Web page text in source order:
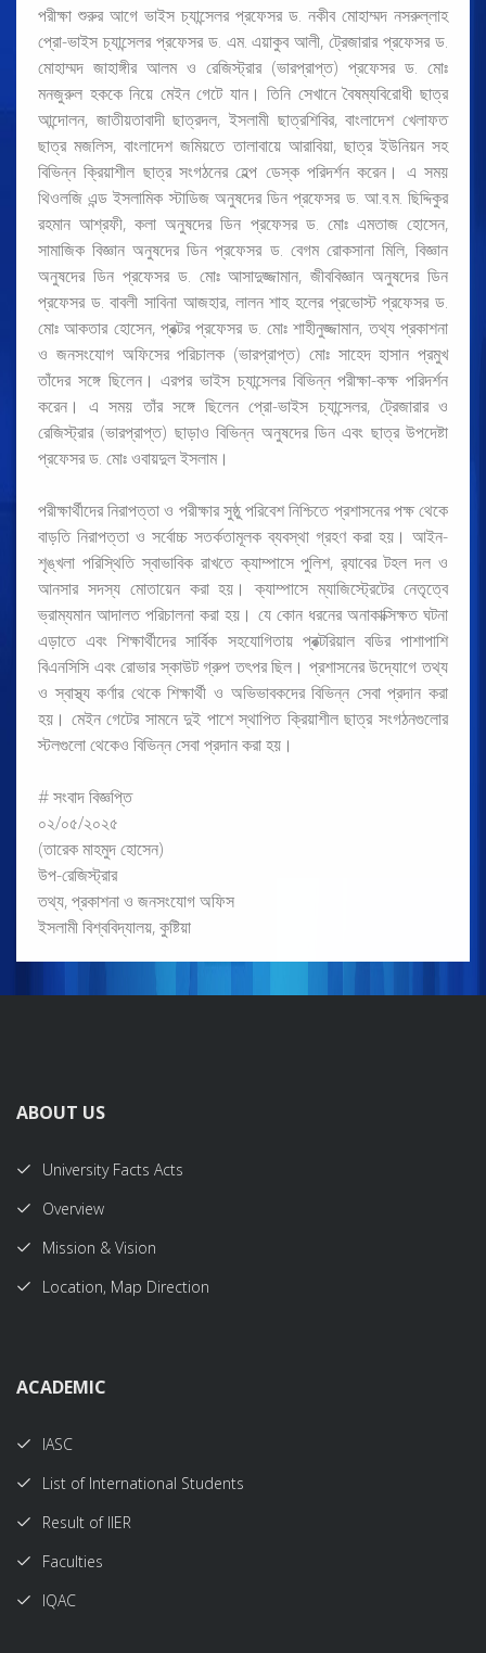
পরীক্ষা শুরুর আগে ভাইস চ্যান্সেলর প্রফেসর ড. নকীব মোহাম্মদ নসরুল্লাহ
প্রো-ভাইস চ্যান্সেলর প্রফেসর ড. এম. এয়াকুব আলী, ট্রেজারার প্রফেসর ড.
মোহাম্মদ জাহাঙ্গীর আলম ও রেজিস্ট্রার (ভারপ্রাপ্ত) প্রফেসর ড. মোঃ
মনজুরুল হককে নিয়ে মেইন গেটে যান। তিনি সেখানে বৈষম্যবিরোধী ছাত্র
আন্দোলন, জাতীয়তাবাদী ছাত্রদল, ইসলামী ছাত্রশিবির, বাংলাদেশ খেলাফত
ছাত্র মজলিস, বাংলাদেশ জমিয়তে তালাবায়ে আরাবিয়া, ছাত্র ইউনিয়ন সহ
বিভিন্ন ক্রিয়াশীল ছাত্র সংগঠনের হেল্প ডেস্ক পরিদর্শন করেন। এ সময়
থিওলজি এন্ড ইসলামিক স্টাডিজ অনুষদের ডিন প্রফেসর ড. আ.ব.ম. ছিদ্দিকুর
রহমান আশ্রফী, কলা অনুষদের ডিন প্রফেসর ড. মোঃ এমতাজ হোসেন,
সামাজিক বিজ্ঞান অনুষদের ডিন প্রফেসর ড. বেগম রোকসানা মিলি, বিজ্ঞান
অনুষদের ডিন প্রফেসর ড. মোঃ আসাদুজ্জামান, জীববিজ্ঞান অনুষদের ডিন
প্রফেসর ড. বাবলী সাবিনা আজহার, লালন শাহ হলের প্রভোস্ট প্রফেসর ড.
মোঃ আকতার হোসেন, প্রক্টর প্রফেসর ড. মোঃ শাহীনুজ্জামান, তথ্য প্রকাশনা
ও জনসংযোগ অফিসের পরিচালক (ভারপ্রাপ্ত) মোঃ সাহেদ হাসান প্রমুখ
তাঁদের সঙ্গে ছিলেন। এরপর ভাইস চ্যান্সেলর বিভিন্ন পরীক্ষা-কক্ষ পরিদর্শন
করেন। এ সময় তাঁর সঙ্গে ছিলেন প্রো-ভাইস চ্যান্সেলর, ট্রেজারার ও
রেজিস্ট্রার (ভারপ্রাপ্ত) ছাড়াও বিভিন্ন অনুষদের ডিন এবং ছাত্র উপদেষ্টা
প্রফেসর ড. মোঃ ওবায়দুল ইসলাম।
পরীক্ষার্থীদের নিরাপত্তা ও পরীক্ষার সুষ্ঠু পরিবেশ নিশ্চিতে প্রশাসনের পক্ষ থেকে
বাড়তি নিরাপত্তা ও সর্বোচ্চ সতর্কতামূলক ব্যবস্থা গ্রহণ করা হয়। আইন-
শৃঙ্খলা পরিস্থিতি স্বাভাবিক রাখতে ক্যাম্পাসে পুলিশ, র‌্যাবের টহল দল ও
আনসার সদস্য মোতায়েন করা হয়। ক্যাম্পাসে ম্যাজিস্ট্রেটের নেতৃত্বে
ভ্রাম্যমান আদালত পরিচালনা করা হয়। যে কোন ধরনের অনাকাক্সিক্ষত ঘটনা
এড়াতে এবং শিক্ষার্থীদের সার্বিক সহযোগিতায় প্রক্টরিয়াল বডির পাশাপাশি
বিএনসিসি এবং রোভার স্কাউট গ্রুপ তৎপর ছিল। প্রশাসনের উদ্যোগে তথ্য
ও স্বাস্থ্য কর্ণার থেকে শিক্ষার্থী ও অভিভাবকদের বিভিন্ন সেবা প্রদান করা
হয়। মেইন গেটের সামনে দুই পাশে স্থাপিত ক্রিয়াশীল ছাত্র সংগঠনগুলোর
স্টলগুলো থেকেও বিভিন্ন সেবা প্রদান করা হয়।
# সংবাদ বিজ্ঞপ্তি
০২/০৫/২০২৫
(তারেক মাহমুদ হোসেন)
উপ-রেজিস্ট্রার
তথ্য, প্রকাশনা ও জনসংযোগ অফিস
ইসলামী বিশ্ববিদ্যালয়, কুষ্টিয়া
ABOUT US
University Facts Acts
Overview
Mission & Vision
Location, Map Direction
ACADEMIC
IASC
List of International Students
Result of IIER
Faculties
IQAC